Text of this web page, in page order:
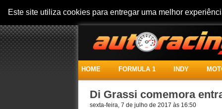
Este site utiliza cookies para entregar uma melhor
HOME FORMULA 1 INDY
Di Grassi comemora
sexta-feira, 7 de julho de 2017 às 16:50